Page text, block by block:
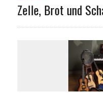
Zelle, Brot und